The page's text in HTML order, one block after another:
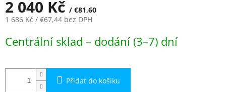
2 040 Kč / €81,60
1 686 Kč / €67,44 bez DPH
cena:
Centrální sklad – dodání (3–7) dní
Přidat do košíku